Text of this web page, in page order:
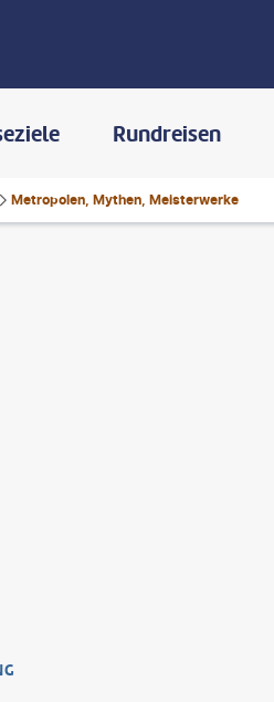
Rundreisen
Metropolen, Mythen, Meisterwerke